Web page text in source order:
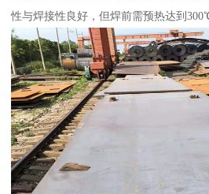
性与焊接性良好，但焊前需预热达到